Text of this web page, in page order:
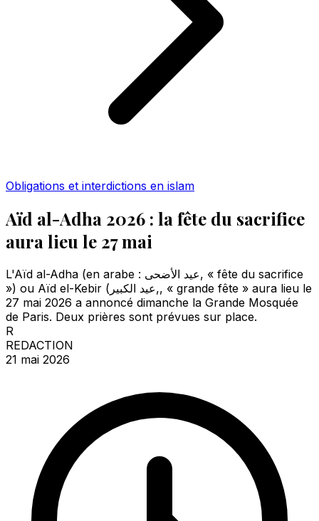
Obligations et interdictions en islam
Aïd al-Adha 2026 : la fête du sacrifice
aura lieu le 27 mai
L'Aïd al-Adha (en arabe : عيد الأضحى, « fête du sacrifice
») ou Aïd el-Kebir (عيد الكبير,, « grande fête » aura lieu le
27 mai 2026 a annoncé dimanche la Grande Mosquée
de Paris. Deux prières sont prévues sur place.
R
REDACTION
21 mai 2026